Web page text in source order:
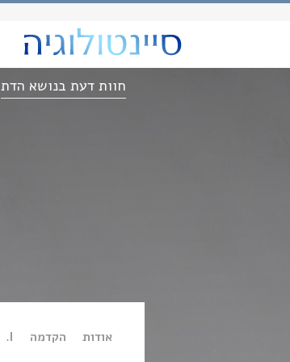
חוות דעת בנושא הדת
אודות הקדמה I.